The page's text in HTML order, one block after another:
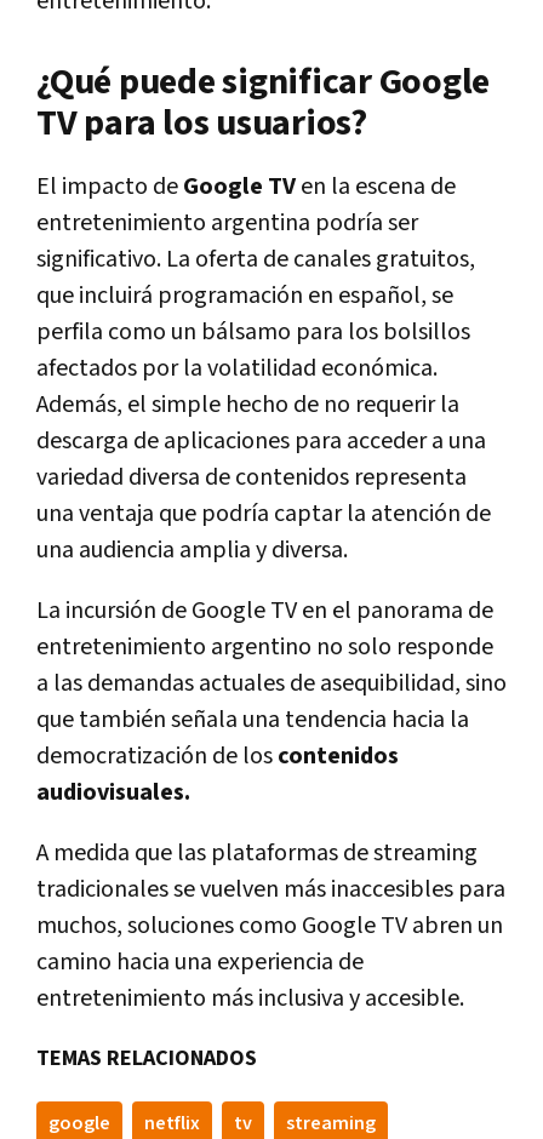
¿Qué puede significar Google
TV para los usuarios?
El impacto deGoogle TVen la escena de
entretenimiento argentina podría ser
significativo. La oferta de canales gratuitos,
que incluirá programación en español, se
perfila como un bálsamo para los bolsillos
afectados por la volatilidad económica.
Además, el simple hecho de no requerir la
descarga de aplicaciones para acceder a una
variedad diversa de contenidos representa
una ventaja que podría captar la atención de
una audiencia amplia y diversa.
La incursión de Google TV en el panorama de
entretenimiento argentino no solo responde
a las demandas actuales de asequibilidad, sino
que también señala una tendencia hacia la
democratización de loscontenidos
audiovisuales.
A medida que las plataformas de streaming
tradicionales se vuelven más inaccesibles para
muchos, soluciones como Google TV abren un
camino hacia una experiencia de
entretenimiento más inclusiva y accesible.
TEMAS RELACIONADOS
google netflix tv streaming